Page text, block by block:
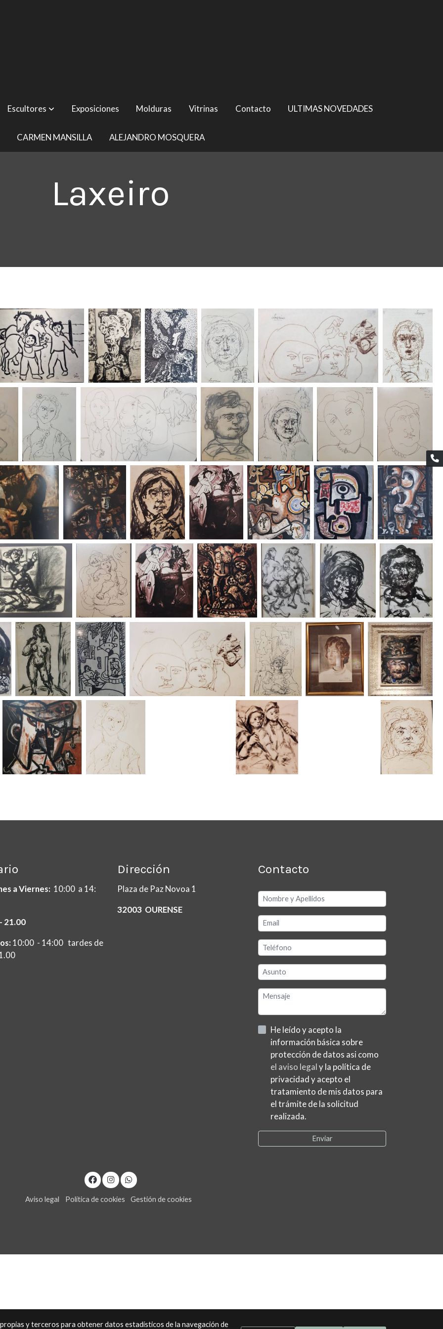
Escultores Exposiciones Molduras Vitrinas Contacto ULTIMAS NOVEDADES
CARMEN MANSILLA ALEJANDRO MOSQUERA
Laxeiro
a Viernes: 10:00 a 14:
21.00
10:00 - 14:00 tardes de
Dirección
Plaza de Paz Novoa 1
32003 OURENSE
Contacto
He leído y acepto la
información básica sobre
protección de datos asi como
el aviso legaly la política de
privacidad y acepto el
tratamiento de mis datos para
el trámite de la solicitud
realizada.
Enviar
Aviso legal Política de cookies Gestión de cookies
y terceros para obtener datos estadísticos de la navegación de